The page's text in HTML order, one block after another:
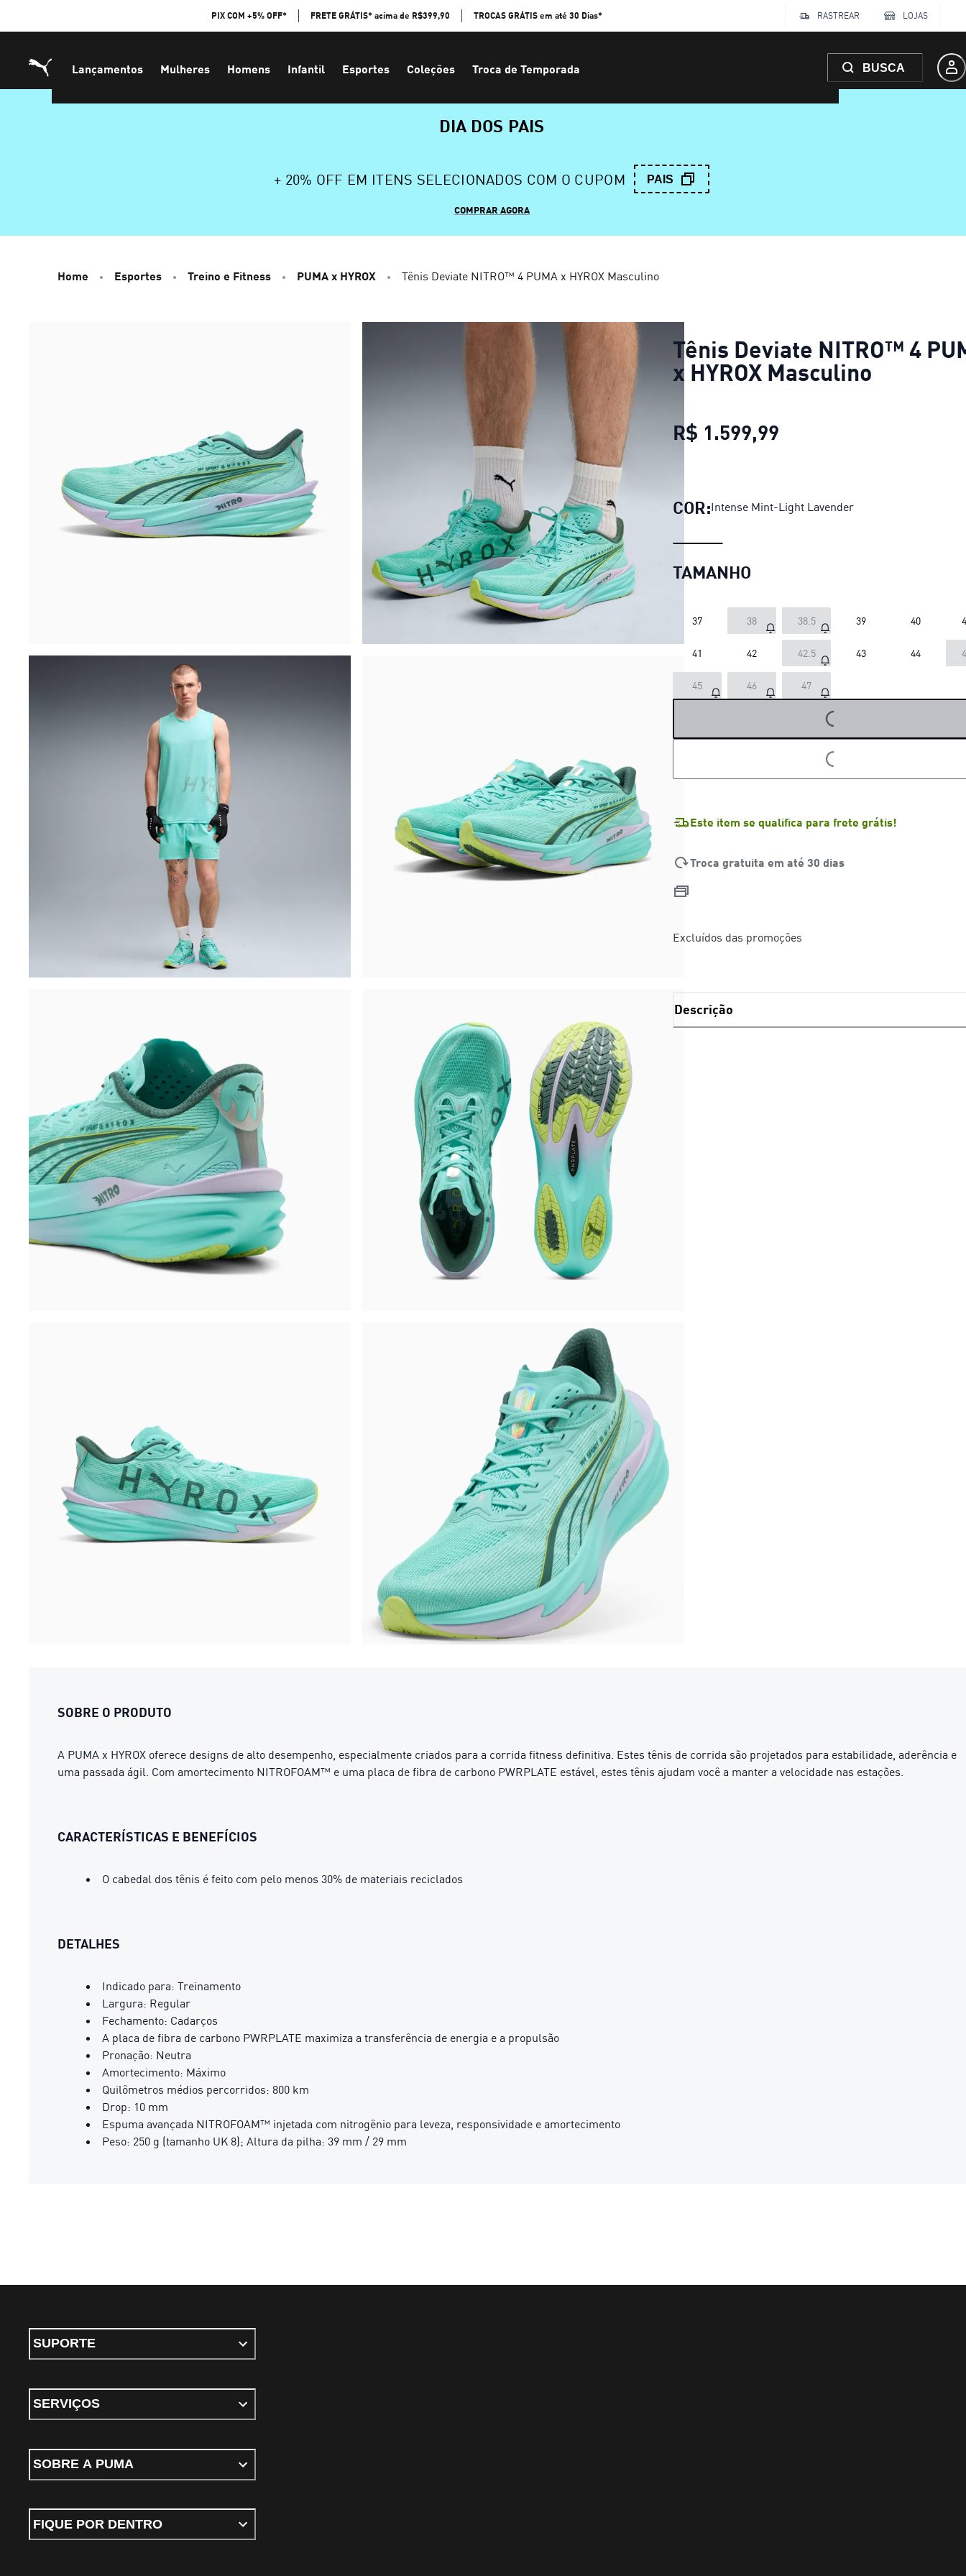
PIX COM +5% OFF* FRETE GRÁTIS* acima de R$399,90 TROCAS GRÁTIS em até 30 Dias* RASTREAR LOJAS
Lançamentos Mulheres Homens Infantil Esportes Coleções Troca de Temporada BUSCA
DIA DOS PAIS
+ 20% OFF EM ITENS SELECIONADOS COM O CUPOM PAIS
COMPRAR AGORA
Home Esportes Treino e Fitness PUMA x HYROX Tênis Deviate NITRO™ 4 PUMA x HYROX Masculino
Tênis Deviate NITRO™ 4
x HYROX Masculino
R$ 1.599,99
COR:Intense Mint-Light Lavender
TAMANHO
37 38 38.5 39 40
41 42 42.5 43 44
45 46 47 LOADING...
LOADING...
Este item se qualifica para frete grátis!
Troca gratuita em até 30 dias
Excluídos das promoções
Descrição
SOBRE O PRODUTO
A PUMA x HYROX oferece designs de alto desempenho, especialmente criados para a corrida fitness definitiva. Estes tênis de corrida são projetados para estabilidade, aderência e
uma passada ágil. Com amortecimento NITROFOAM™ e uma placa de fibra de carbono PWRPLATE estável, estes tênis ajudam você a manter a velocidade nas estações.
CARACTERÍSTICAS E BENEFÍCIOS
O cabedal dos tênis é feito com pelo menos 30% de materiais reciclados
DETALHES
Indicado para: Treinamento
Largura: Regular
Fechamento: Cadarços
A placa de fibra de carbono PWRPLATE maximiza a transferência de energia e a propulsão
Pronação: Neutra
Amortecimento: Máximo
Quilômetros médios percorridos: 800 km
Drop: 10 mm
Espuma avançada NITROFOAM™ injetada com nitrogênio para leveza, responsividade e amortecimento
Peso: 250 g (tamanho UK 8); Altura da pilha: 39 mm / 29 mm
SUPORTE
SERVIÇOS
SOBRE A PUMA
FIQUE POR DENTRO